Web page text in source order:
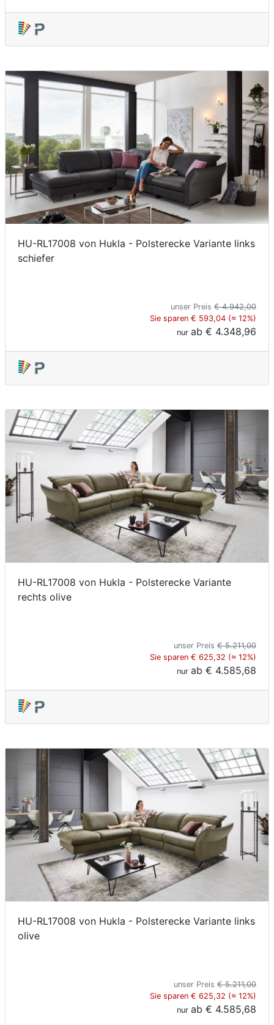
HU-RL17008 von Hukla - Polsterecke Variante links
schiefer
unser Preis € 4.942,00
Sie sparen € 593,04 (≈ 12%)
nur ab € 4.348,96
HU-RL17008 von Hukla - Polsterecke Variante
rechts olive
unser Preis € 5.211,00
Sie sparen € 625,32 (≈ 12%)
nur ab € 4.585,68
HU-RL17008 von Hukla - Polsterecke Variante links
olive
unser Preis € 5.211,00
Sie sparen € 625,32 (≈ 12%)
nur ab € 4.585,68